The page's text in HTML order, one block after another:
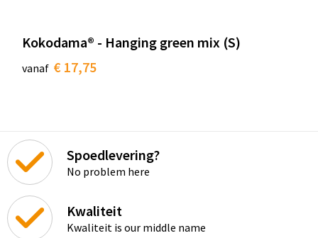
Kokodama® - Hanging green mix (S)
vanaf € 17,75
Spoedlevering?
No problem here
Kwaliteit
Kwaliteit is our middle name